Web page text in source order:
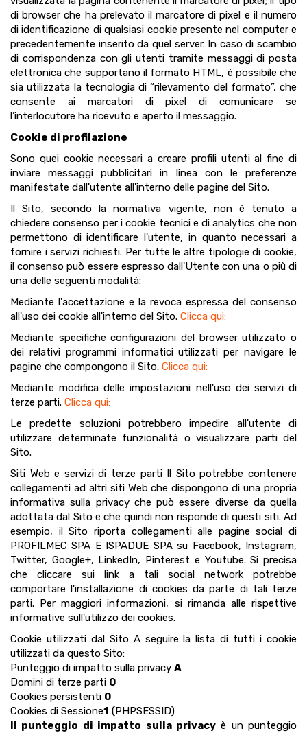
di browser che ha prelevato il marcatore di pixel e il numero
di identificazione di qualsiasi cookie presente nel computer e
precedentemente inserito da quel server. In caso di scambio
di corrispondenza con gli utenti tramite messaggi di posta
elettronica che supportano il formato HTML, è possibile che
sia utilizzata la tecnologia di “rilevamento del formato”, che
consente ai marcatori di pixel di comunicare se
l’interlocutore ha ricevuto e aperto il messaggio.
Cookie di profilazione
Sono quei cookie necessari a creare profili utenti al fine di
inviare messaggi pubblicitari in linea con le preferenze
manifestate dall'utente all'interno delle pagine del Sito.
Il Sito, secondo la normativa vigente, non è tenuto a
chiedere consenso per i cookie tecnici e di analytics che non
permettono di identificare l'utente, in quanto necessari a
fornire i servizi richiesti. Per tutte le altre tipologie di cookie,
il consenso può essere espresso dall'Utente con una o più di
una delle seguenti modalità:
Mediante l'accettazione e la revoca espressa del consenso
all'uso dei cookie all'interno del Sito. Clicca qui:
Mediante specifiche configurazioni del browser utilizzato o
dei relativi programmi informatici utilizzati per navigare le
pagine che compongono il Sito. Clicca qui:
Mediante modifica delle impostazioni nell'uso dei servizi di
terze parti. Clicca qui:
Le predette soluzioni potrebbero impedire all'utente di
utilizzare determinate funzionalità o visualizzare parti del
Sito.
Siti Web e servizi di terze parti Il Sito potrebbe contenere
collegamenti ad altri siti Web che dispongono di una propria
informativa sulla privacy che può essere diverse da quella
adottata dal Sito e che quindi non risponde di questi siti. Ad
esempio, il Sito riporta collegamenti alle pagine social di
PROFILMEC SPA E ISPADUE SPA su Facebook, Instagram,
Twitter, Google+, LinkedIn, Pinterest e Youtube. Si precisa
che cliccare sui link a tali social network potrebbe
comportare l'installazione di cookies da parte di tali terze
parti. Per maggiori informazioni, si rimanda alle rispettive
informative sull'utilizzo dei cookies.
Cookie utilizzati dal Sito A seguire la lista di tutti i cookie
utilizzati da questo Sito:
Punteggio di impatto sulla privacy A
Domini di terze parti 0
Cookies persistenti 0
Cookies di Sessione1 (PHPSESSID)
Il punteggio di impatto sulla privacyè un punteggio